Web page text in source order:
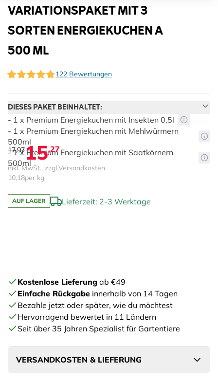
VARIATIONSPAKET MIT 3
SORTEN ENERGIEKUCHEN A
500 ML
122 Bewertungen
DIESES PAKET BEINHALTET:
- 1 x Premium Energiekuchen mit Insekten 0,5l
- 1 x Premium Energiekuchen mit Mehlwürmern
500ml
- 1 x Premium Energiekuchen mit Saatkörnern
500ml
17,9715,27
inkl. MwSt., zzgl.Versandkosten
10,18per kg
AUF LAGER
Lieferzeit: 2-3 Werktage
Kostenlose Lieferung ab €49
Einfache Rückgabe innerhalb von 14 Tagen
Bezahle jetzt oder später, wie du möchtest
Hervorragend bewertet in 11 Ländern
Seit über 35 Jahren Spezialist für Gartentiere
VERSANDKOSTEN & LIEFERUNG